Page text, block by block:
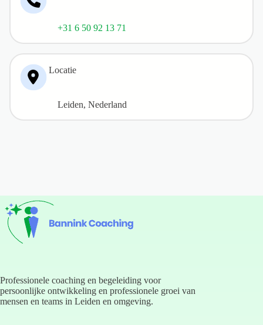
+31 6 50 92 13 71
Locatie
Leiden, Nederland
Professionele coaching en begeleiding voor
persoonlijke ontwikkeling en professionele groei van
mensen en teams in Leiden en omgeving.